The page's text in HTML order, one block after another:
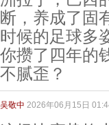
断，养成了固
时候的足球多
你攒了四年的
不腻歪？
吴敬中 2026年06月15日